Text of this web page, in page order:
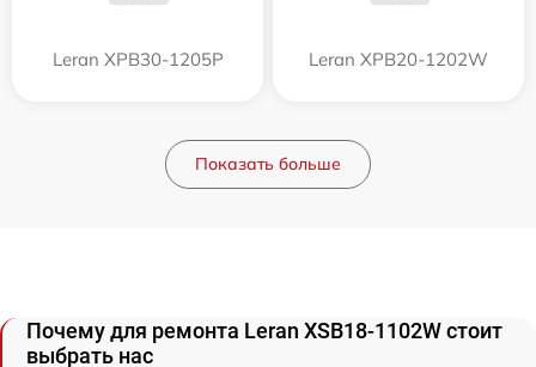
Leran XPB30-1205P Leran XPB20-1202W
Показать больше
Почему для ремонта Leran XSB18-1102W стоит
выбрать нас